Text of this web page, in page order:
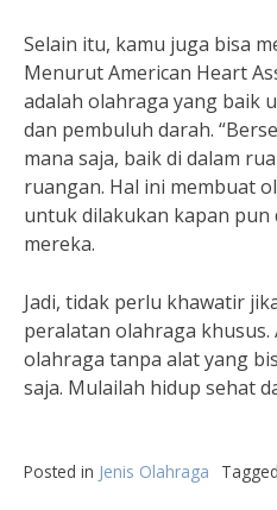
Selain itu, kamu juga bisa
Menurut American Heart
adalah olahraga yang baik
dan pembuluh darah.
mana saja, baik di dalam
ruangan. Hal ini membuat
untuk dilakukan kapan pun
mereka.
Jadi, tidak perlu khawatir
peralatan olahraga khusus.
olahraga tanpa alat yang
saja. Mulailah hidup sehat
Posted in Jenis Olahraga Tagged